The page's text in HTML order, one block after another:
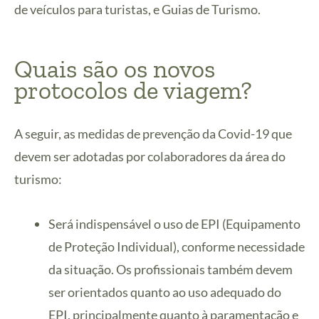
de veículos para turistas, e Guias de Turismo.
Quais são os novos
protocolos de viagem?
A seguir, as medidas de prevenção da Covid-19 que
devem ser adotadas por colaboradores da área do
turismo:
Será indispensável o uso de EPI (Equipamento
de Proteção Individual), conforme necessidade
da situação. Os profissionais também devem
ser orientados quanto ao uso adequado do
EPI, principalmente quanto à paramentação e